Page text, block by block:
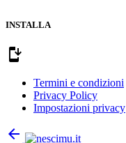
INSTALLA
install_mobile
Termini e condizioni
Privacy Policy
Impostazioni privacy
arrow_back